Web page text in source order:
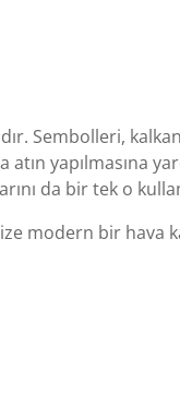
Sembolleri,
yapılmasına
da bir tek o
modern bir hava